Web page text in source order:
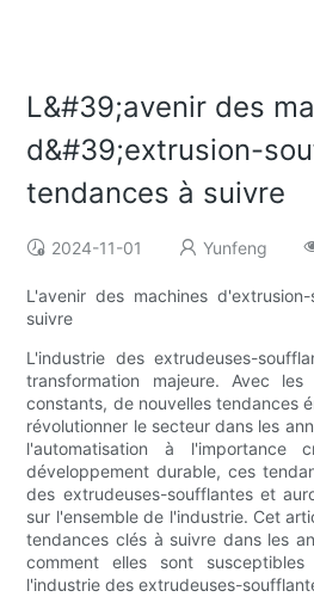
L&#39;avenir des
d&#39;extrusion-
tendances à suivre
2024-11-01 Yunfeng
L'avenir des machines
suivre
L'industrie des extrudeuses-
transformation majeure. Avec les
constants, de nouvelles tendances
révolutionner le secteur dans les
l'automatisation à l'importance
développement durable, ces
des extrudeuses-soufflantes et
sur l'ensemble de l'industrie. Cet
tendances clés à suivre dans les
comment elles sont
l'industrie des extrudeuses-